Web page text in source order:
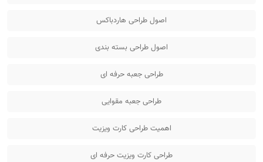
اصول طراحی هاردباکس
اصول طراحی بسته بندی
طراحی جعبه حرفه ای
طراحی جعبه مقوایی
اهمیت طراحی کارت ویزیت
طراحی کارت ویزیت حرفه ای